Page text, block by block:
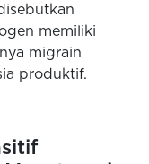
memiliki
migrain
produktif.